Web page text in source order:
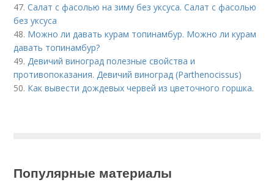
47.Салат с фасолью на зиму без уксуса. Салат с фасолью
без уксуса
48. Можно ли давать курам топинамбур. Можно ли курам
давать топинамбур?
49.Девичий виноград полезные свойства и
противопоказания. Девичий виноград (Parthenocissus)
50. Как вывести дождевых червей из цветочного горшка.
Популярные материалы